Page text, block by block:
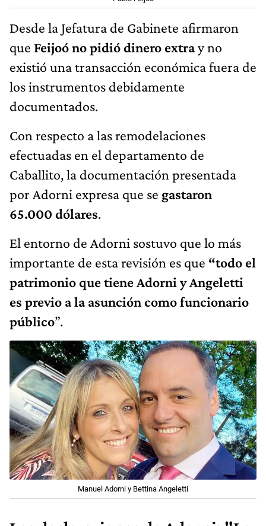
Desde la Jefatura de Gabinete afirmaron
que Feijoó no pidió dinero extray no
existió una transacción económica fuera de
los instrumentos debidamente
documentados.
Con respecto a las remodelaciones
efectuadas en el departamento de
Caballito, la documentación presentada
por Adorni expresa que se gastaron
65.000 dólares.
El entorno de Adorni sostuvo que lo más
importante de esta revisión es que “todo el
patrimonio que tiene Adorni y Angeletti
es previo a la asunción como funcionario
público”.
Manuel Adorni y Bettina Angeletti